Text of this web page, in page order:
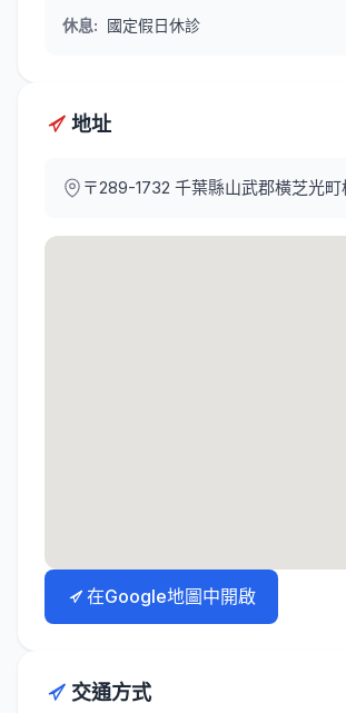
休息: 國定假日休診
地址
〒289-1732 千葉縣山武郡橫芝光町
在Google地圖中開啟
交通方式